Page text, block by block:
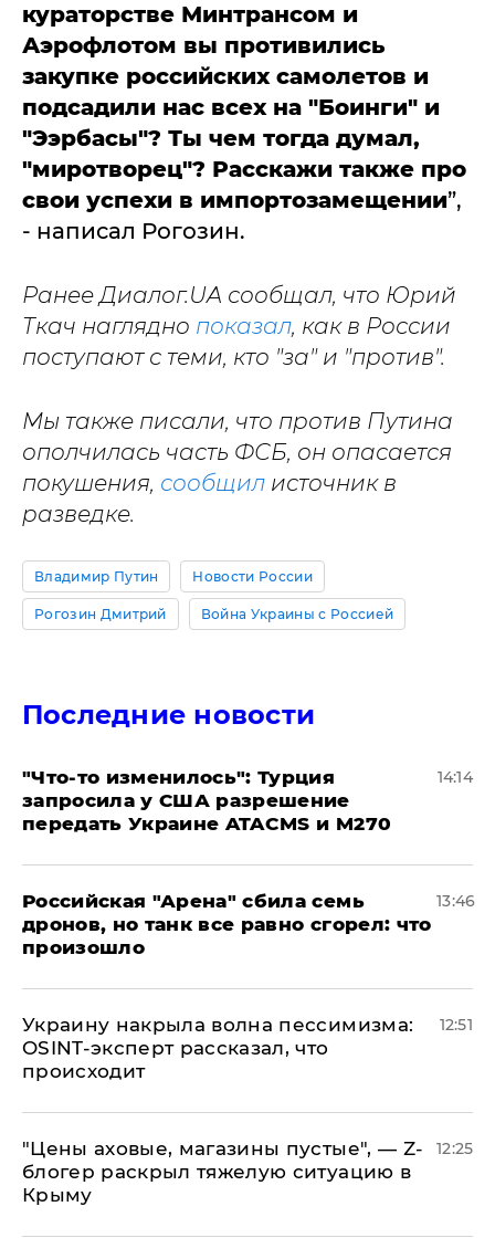
кураторстве Минтрансом и
Аэрофлотом вы противились
закупке российских самолетов и
подсадили нас всех на "Боинги" и
"Ээрбасы"? Ты чем тогда думал,
"миротворец"? Расскажи также про
свои успехи в импортозамещении”,
- написал Рогозин.
Ранее Диалог.UA сообщал, что Юрий
Ткач наглядно показал, как в России
поступают с теми, кто "за" и "против".
Мы также писали, что против Путина
ополчилась часть ФСБ, он опасается
покушения, сообщил источник в
разведке.
Владимир Путин Новости России
Рогозин Дмитрий Война Украины с Россией
Последние новости
​"Что-то изменилось": Турция
запросила у США разрешение
передать Украине ATACMS и M270
14:14
​Российская "Арена" сбила семь
дронов, но танк все равно сгорел: что
произошло
13:46
​Украину накрыла волна пессимизма:
OSINT-эксперт рассказал, что
происходит
12:51
​"Цены аховые, магазины пустые", — Z-
блогер раскрыл тяжелую ситуацию в
Крыму
12:25